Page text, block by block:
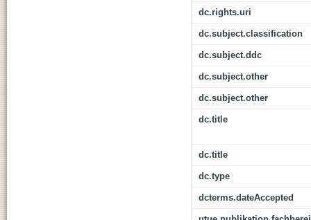
dc.rights.uri
dc.subject.classification
dc.subject.ddc
dc.subject.other
dc.subject.other
dc.title
dc.title
dc.type
dcterms.dateAccepted